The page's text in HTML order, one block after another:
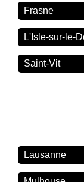
Frasne
L'Isle-sur-le-
Saint-Vit
Lausanne